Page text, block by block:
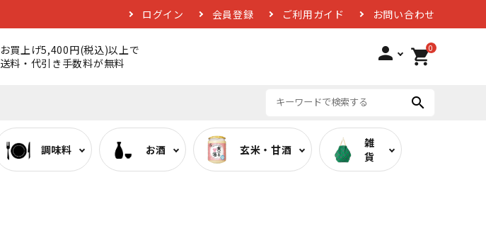
ログイン 会員登録 ご利用ガイド お問い合わせ
お買上げ5,400円(税込)以上で
送料・代引き手数料が無料
person 0
shopping_cart
search
調味料 お酒 玄米・甘酒
雑
貨